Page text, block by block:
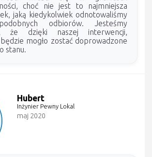
choć nie jest to najmniejsza
jaką kiedykolwiek odnotowaliśmy
odbiorów. Jesteśmy
że dzięki naszej interwencji,
mogło zostać doprowadzone
stanu.
Hubert
Inżynier Pewny Lokal
maj 2020